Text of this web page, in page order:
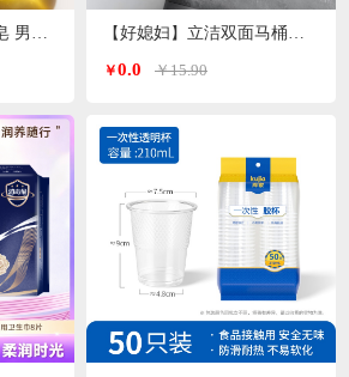
￥0.0 ￥15.90